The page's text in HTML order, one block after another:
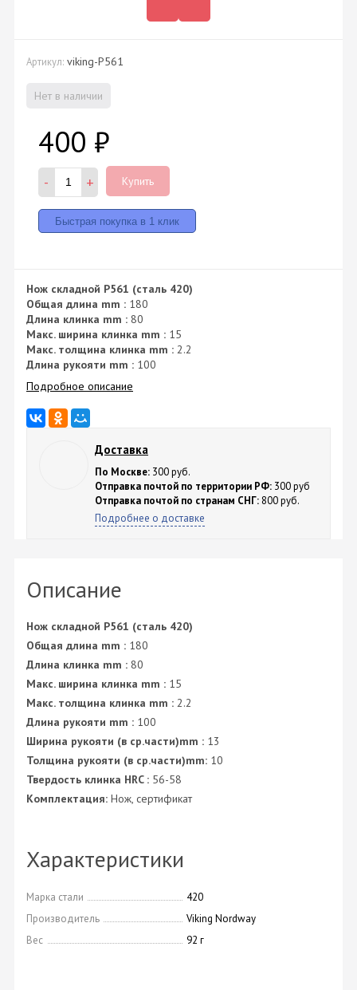
Артикул: viking-P561
Нет в наличии
400 ₽
- + Купить
Нож складной P561 (сталь 420)
Общая длина mm : 180
Длина клинка mm : 80
Макс. ширина клинка mm : 15
Макс. толщина клинка mm : 2.2
Длина рукояти mm : 100
Подробное описание
Доставка
По Москве: 300 руб.
Отправка почтой по территории РФ: 300 руб
Отправка почтой по странам СНГ: 800 руб.
Подробнее о доставке
Описание
Нож складной P561 (сталь 420)
Общая длина mm : 180
Длина клинка mm : 80
Макс. ширина клинка mm : 15
Макс. толщина клинка mm : 2.2
Длина рукояти mm : 100
Ширина рукояти (в ср.части)mm : 13
Толщина рукояти (в ср.части)mm: 10
Твердость клинка HRC : 56-58
Комплектация: Нож, сертификат
Характеристики
Марка стали
420
Производитель
Viking Nordway
Вес
92 г